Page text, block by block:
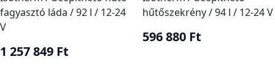
fagyasztó láda / 92 l / 12-24
V
1 257 849 Ft
hűtőszekrény / 94 l / 12-24 V
596 880 Ft